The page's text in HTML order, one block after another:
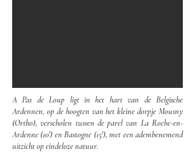
A Pas de Loup ligt in het hart van de Belgische
Ardennen, op de hoogten van het kleine dorpje Mousny
(Ortho), verscholen tussen de parel van La Roche-en-
Ardenne (10') en Bastogne (15'), met een adembenemend
uitzicht op eindeloze natuur.